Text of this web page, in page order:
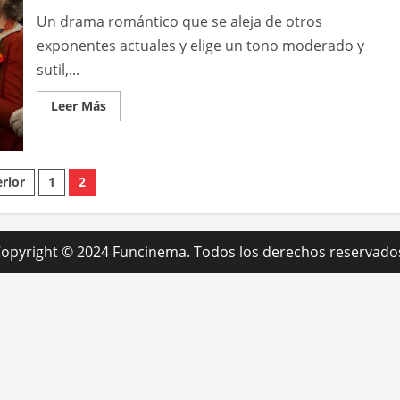
Un drama romántico que se aleja de otros
exponentes actuales y elige un tono moderado y
sutil,...
Leer MásLeer
más
1 2
© 2024 Funcinema. Todos los derechos